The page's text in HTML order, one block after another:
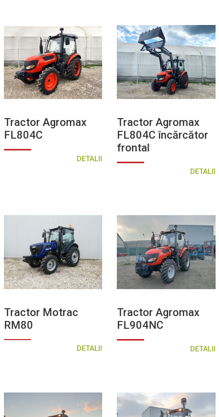
Tractor Agromax
FL804C
DETALII
Tractor Agromax
FL804C încărcător
frontal
DETALII
Tractor Motrac
RM80
DETALII
Tractor Agromax
FL904NC
DETALII